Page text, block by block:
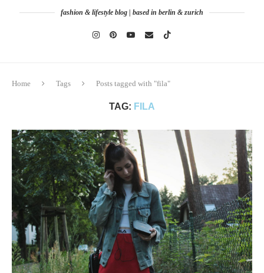
fashion & lifestyle blog | based in berlin & zurich
Home Tags Posts tagged with "fila"
TAG: FILA